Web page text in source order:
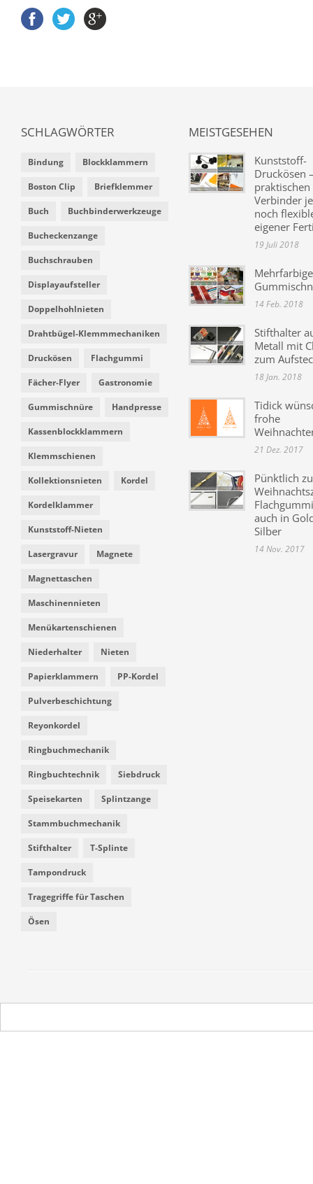
SCHLAGWÖRTER
Bindung Blockklammern
Boston Clip Briefklemmer
Buch Buchbinderwerkzeuge
Bucheckenzange
Buchschrauben
Displayaufsteller
Doppelhohlnieten
Drahtbügel-Klemmmechaniken
Druckösen Flachgummi
Fächer-Flyer Gastronomie
Gummischnüre Handpresse
Kassenblockklammern
Klemmschienen
Kollektionsnieten Kordel
Kordelklammer
Kunststoff-Nieten
Lasergravur Magnete
Magnettaschen
Maschinennieten
Menükartenschienen
Niederhalter Nieten
Papierklammern PP-Kordel
Pulverbeschichtung
Reyonkordel
Ringbuchmechanik
Ringbuchtechnik Siebdruck
Speisekarten Splintzange
Stammbuchmechanik
Stifthalter T-Splinte
Tampondruck
Tragegriffe für Taschen
Ösen
MEISTGESEHEN
Kunststoff-
Druckösen
praktischen
Verbinder
noch
eigener
19 Juli 2018
Mehrfarbige
14 Feb. 2018
Stifthalter
Metall mit
zum
18 Jan. 2018
Tidick
frohe
21 Dez. 2017
Pünktlich
auch in
Silber
14 Nov. 2017